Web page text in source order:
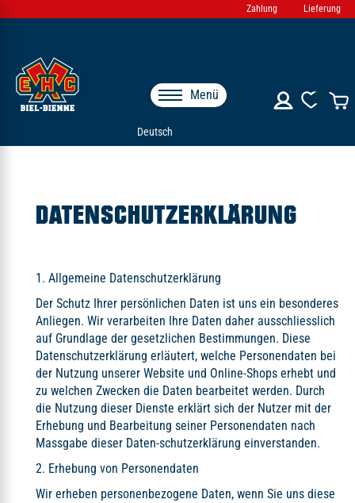
Zahlung Lieferung
Deutsch
Menü
DATENSCHUTZERKLÄRUNG
1. Allgemeine Datenschutzerklärung
Der Schutz Ihrer persönlichen Daten ist uns ein besonderes
Anliegen. Wir verarbeiten Ihre Daten daher ausschliesslich
auf Grundlage der gesetzlichen Bestimmungen. Diese
Datenschutzerklärung erläutert, welche Personendaten bei
der Nutzung unserer Website und Online-Shops erhebt und
zu welchen Zwecken die Daten bearbeitet werden. Durch
die Nutzung dieser Dienste erklärt sich der Nutzer mit der
Erhebung und Bearbeitung seiner Personendaten nach
Massgabe dieser Daten-schutzerklärung einverstanden.
2. Erhebung von Personendaten
Wir erheben personenbezogene Daten, wenn Sie uns diese